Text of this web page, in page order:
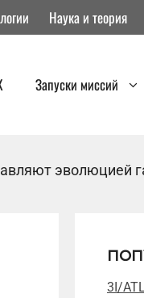
Наука и теория
Запуски миссий
эволюцией
3I/